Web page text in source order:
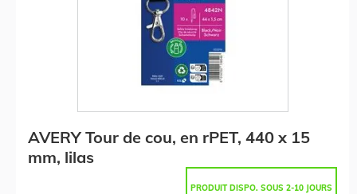
AVERY Tour de cou, en rPET, 440 x 15
mm, lilas
PRODUIT DISPO. SOUS 2-10 JOURS